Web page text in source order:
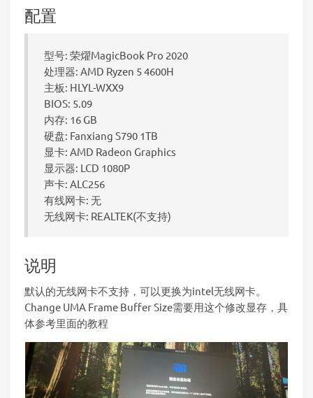
配置
型号: 荣燿MagicBook Pro 2020
处理器: AMD Ryzen 5 4600H
主板: HLYL-WXX9
BIOS: 5.09
内存: 16 GB
硬盘: Fanxiang S790 1TB
显卡: AMD Radeon Graphics
显示器: LCD 1080P
声卡: ALC256
有线网卡: 无
无线网卡: REALTEK(不支持)
说明
默认的无线网卡不支持，可以更换为intel无线网卡。
Change UMA Frame Buffer Size需要用这个修改显存，具
体参考里面的教程